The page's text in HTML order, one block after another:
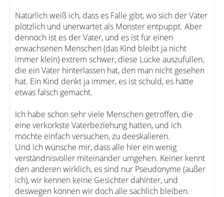
Natürlich weiß ich, dass es Fälle gibt, wo sich der Vater
plötzlich und unerwartet als Monster entpuppt. Aber
dennoch ist es der Vater, und es ist für einen
erwachsenen Menschen (das Kind bleibt ja nicht
immer klein) extrem schwer, diese Lücke auszufüllen,
die ein Vater hinterlassen hat, den man nicht gesehen
hat. Ein Kind denkt ja immer, es ist schuld, es hätte
etwas falsch gemacht.
Ich habe schon sehr viele Menschen getroffen, die
eine verkorkste Vaterbeziehung hatten, und ich
möchte einfach versuchen, zu deeskalieren.
Und ich wünsche mir, dass alle hier ein wenig
verständnisvoller miteinander umgehen. Keiner kennt
den anderen wirklich, es sind nur Pseudonyme (außer
ich), wir kennen keine Gesichter dahinter, und
deswegen können wir doch alle sachlich bleiben.